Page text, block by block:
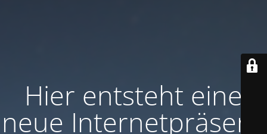
Hier entsteht eine
neue Internetpräsenz